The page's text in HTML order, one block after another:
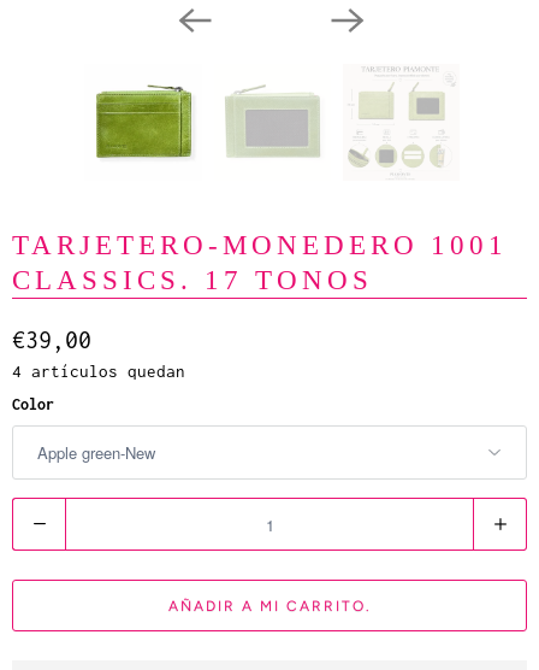
TARJETERO-MONEDERO 1001
CLASSICS. 17 TONOS
€39,00
4 artículos quedan
Color
a
n
AÑADIR A MI CARRITO.